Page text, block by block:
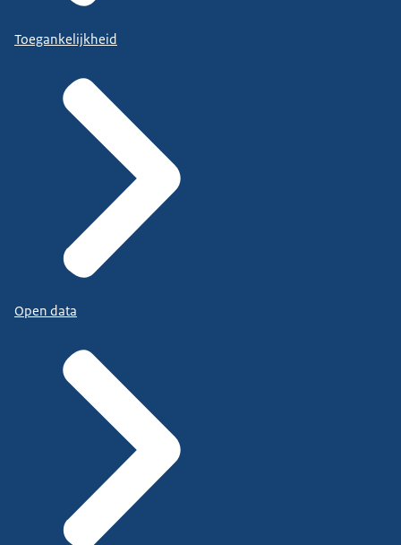
Toegankelijkheid
Open data